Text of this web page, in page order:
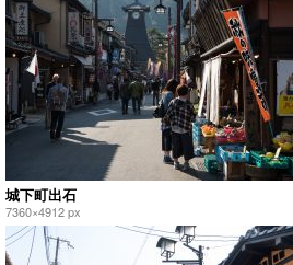
城下町出石
7360×4912 px